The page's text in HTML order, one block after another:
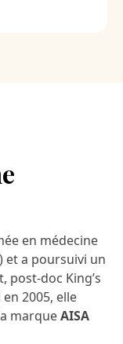
en médecine
et a poursuivi un
post-doc King’s
2005, elle
marqueAISA